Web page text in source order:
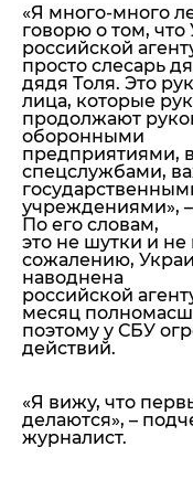
«Я много-много
говорю о том,
российской
просто слесарь
дядя Толя. Это
лица, которые
продолжают
оборонными
предприятиями,
спецслужбами,
учреждениями»,
По его словам,
это не шутки и не
сожалению,
наводнена
российской
месяц
поэтому у СБУ
действий.
«Я вижу, что
делаются», –
журналист.